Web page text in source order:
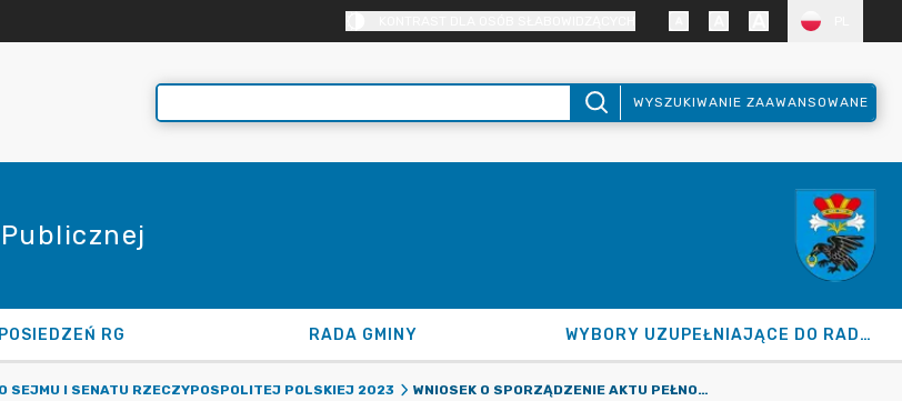
WYSZUKIWANIE ZAAWANSOWANE
RG RADA GMINY WYBORY UZUPEŁNIAJĄCE DO RADY GMINY 2026
SEJMU I SENATU RZECZYPOSPOLITEJ POLSKIEJ 2023 WNIOSEK O SPORZĄDZENIE AKTU PEŁNOMOCNICTWA DO GŁOSOWANIA / ZGODA NA PRZYJĘCIE PEŁNOMOCNICTWA